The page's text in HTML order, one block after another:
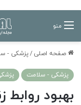
منو
صفحه اصلی /پزشکی -
پزشکی - سلامت
بهبود روابط